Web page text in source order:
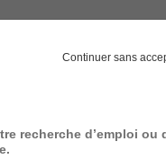
Continuer sans
recherche d’emploi ou